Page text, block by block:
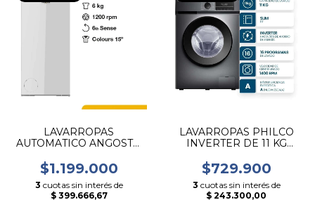
LAVARROPAS
AUTOMATICO ANGOSTO
FINITO CARGA
SUPERIOR 40 CM
$1.199.000
3 cuotas sin interés de
$ 399.666,67
LAVARROPAS PHILCO
INVERTER DE 11 KG
$729.900
3 cuotas sin interés de
$ 243.300,00